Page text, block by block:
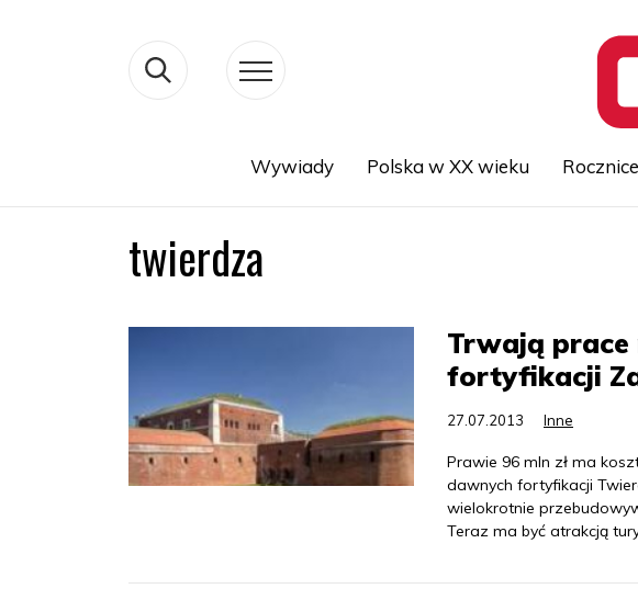
Wywiady Polska w XX wieku Rocznice
twierdza
Trwają prace
fortyfikacji
27.07.2013 Inne
Prawie 96 mln zł ma
dawnych fortyfikacji
wielokrotnie
Teraz ma być atrakcją